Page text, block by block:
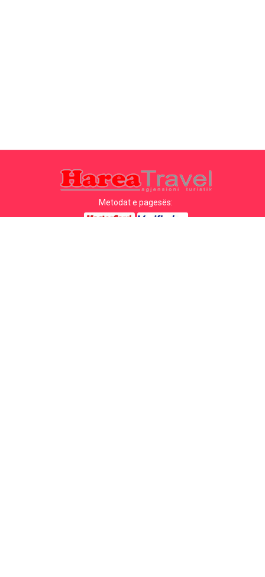
Metodat e pagesës: